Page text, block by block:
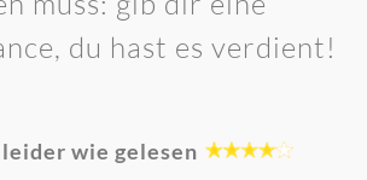
du hast es verdient!
wie gelesen